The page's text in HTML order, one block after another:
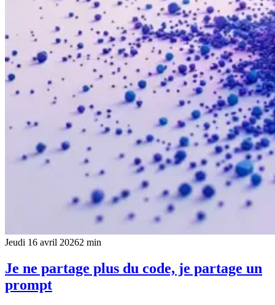
Jeudi 16 avril 20262 min
Je ne partage plus du code, je partage un
prompt